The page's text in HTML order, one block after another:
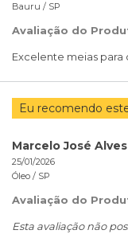
Bauru / SP
Avaliação do
Excelente meias
Eu recomendo
Marcelo José Alves
25/01/2026
Óleo / SP
Avaliação do
Esta avaliação não